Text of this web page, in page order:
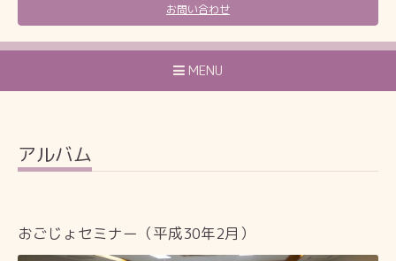
お問い合わせ
MENU
アルバム
おごじょセミナー（平成30年2月）